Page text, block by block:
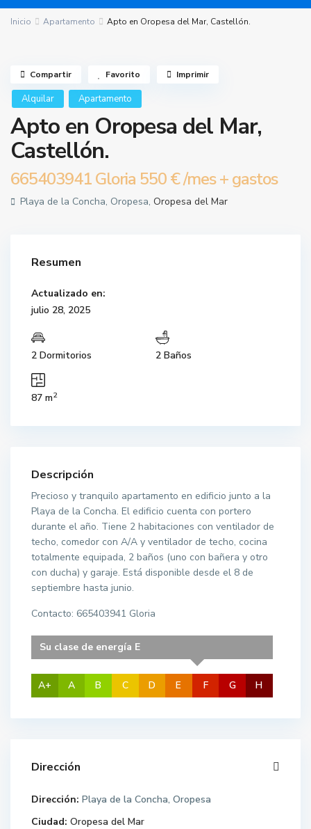
Inicio Apartamento Apto en Oropesa del Mar, Castellón.
Alquilar Apartamento
Apto en Oropesa del Mar,
Castellón.
665403941 Gloria 550 €/mes + gastos
Playa de la Concha, Oropesa, Oropesa del Mar
Compartir Favorito Imprimir
Resumen
Actualizado en:
julio 28, 2025
2 Dormitorios 2 Baños
87 m2
Descripción
Precioso y tranquilo apartamento en edificio junto a la
Playa de la Concha. El edificio cuenta con portero
durante el año. Tiene 2 habitaciones con ventilador de
techo, comedor con A/A y ventilador de techo, cocina
totalmente equipada, 2 baños (uno con bañera y otro
con ducha) y garaje. Está disponible desde el 8 de
septiembre hasta junio.
Contacto: 665403941 Gloria
A+ A B C D
Su clase de energía E
E F G H
Dirección
Dirección: Playa de la Concha, Oropesa
Ciudad: Oropesa del Mar